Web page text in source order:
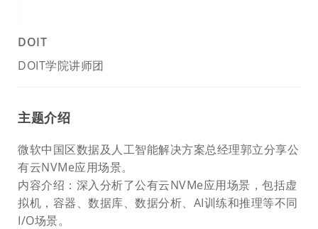
DOIT
DOIT学院讲师团
主题介绍
微软中国区数据及人工智能解决方案总经理郭立分享公
有云NVMe应用场景。
内容介绍：深入分析了公有云NVMe应用场景，包括虚
拟机，容器、数据库、数据分析、AI训练和推理等不同
I/O场景。